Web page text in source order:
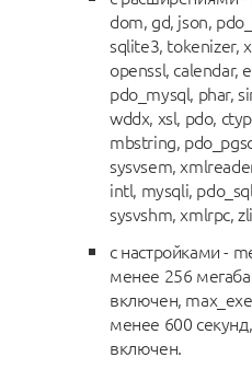
dom, gd, json,
sqlite3, tokenizer,
openssl, calendar,
pdo_mysql, phar,
wddx, xsl, pdo,
mbstring,
sysvsem,
intl, mysqli,
sysvshm, xmlrpc,
с настройками -
менее 256
включен,
менее 600
включен.